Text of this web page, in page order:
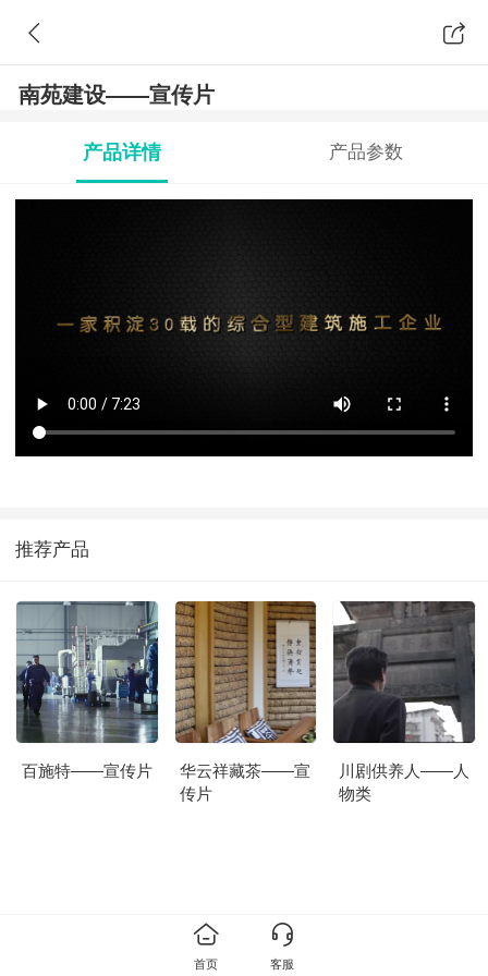
南苑建设——宣传片
产品详情 产品参数
推荐产品
百施特——宣传片
华云祥藏茶——宣
传片
川剧供养人——人
物类
首页 客服